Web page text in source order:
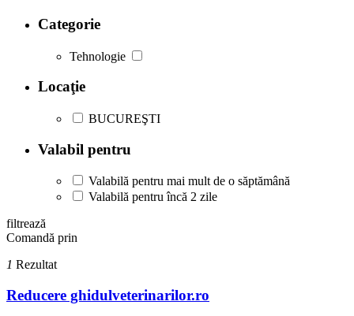
Categorie
Tehnologie
Locaţie
BUCUREŞTI
Valabil pentru
Valabilă pentru mai mult de o săptămână
Valabilă pentru încă 2 zile
filtrează
Comandă prin
1 Rezultat
Reducere ghidulveterinarilor.ro